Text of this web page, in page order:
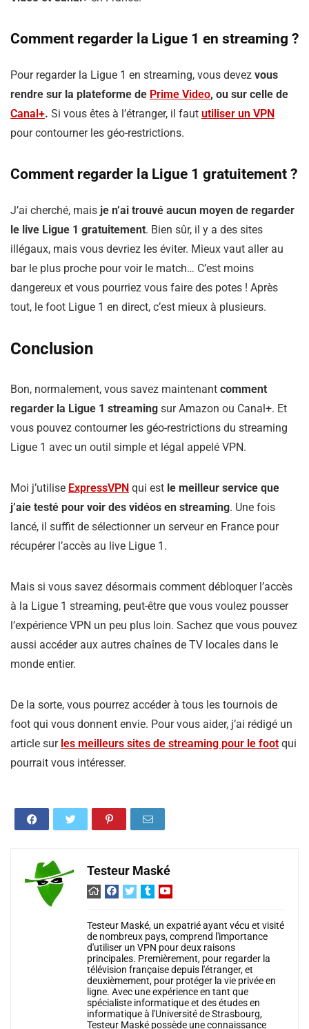
Comment regarder la Ligue 1 en streaming ?
Pour regarder la Ligue 1 en streaming, vous devez vous
rendre sur la plateforme de Prime Video, ou sur celle de
Canal+. Si vous êtes à l’étranger, il faut utiliser un VPN
pour contourner les géo-restrictions.
Comment regarder la Ligue 1 gratuitement ?
J’ai cherché, mais je n’ai trouvé aucun moyen de regarder
le live Ligue 1 gratuitement. Bien sûr, il y a des sites
illégaux, mais vous devriez les éviter. Mieux vaut aller au
bar le plus proche pour voir le match… C’est moins
dangereux et vous pourriez vous faire des potes ! Après
tout, le foot Ligue 1 en direct, c’est mieux à plusieurs.
Conclusion
Bon, normalement, vous savez maintenant comment
regarder la Ligue 1 streaming sur Amazon ou Canal+. Et
vous pouvez contourner les géo-restrictions du streaming
Ligue 1 avec un outil simple et légal appelé VPN.
Moi j’utilise ExpressVPN qui est le meilleur service que
j’aie testé pour voir des vidéos en streaming. Une fois
lancé, il suffit de sélectionner un serveur en France pour
récupérer l’accès au live Ligue 1.
Mais si vous savez désormais comment débloquer l’accès
à la Ligue 1 streaming, peut-être que vous voulez pousser
l’expérience VPN un peu plus loin. Sachez que vous pouvez
aussi accéder aux autres chaînes de TV locales dans le
monde entier.
De la sorte, vous pourrez accéder à tous les tournois de
foot qui vous donnent envie. Pour vous aider, j’ai rédigé un
article sur les meilleurs sites de streaming pour le foot qui
pourrait vous intéresser.
Testeur Maské
Testeur Maské, un expatrié ayant vécu et visité
de nombreux pays, comprend l'importance
d'utiliser un VPN pour deux raisons
principales. Premièrement, pour regarder la
télévision française depuis l'étranger, et
deuxièmement, pour protéger la vie privée en
ligne. Avec une expérience en tant que
spécialiste informatique et des études en
informatique à l'Université de Strasbourg,
Testeur Maské possède une connaissance